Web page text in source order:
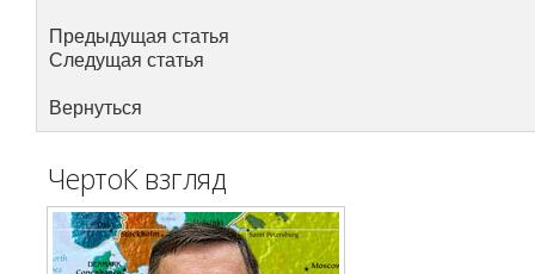
Предыдущая статья
Следущая статья
Вернуться
ЧертоК взгляд